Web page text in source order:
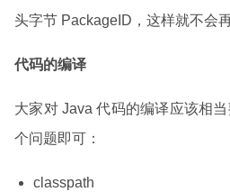
头字节 PackageID，这样就不会
代码的编译
大家对 Java 代码的编译应该相
个问题即可：
classpath